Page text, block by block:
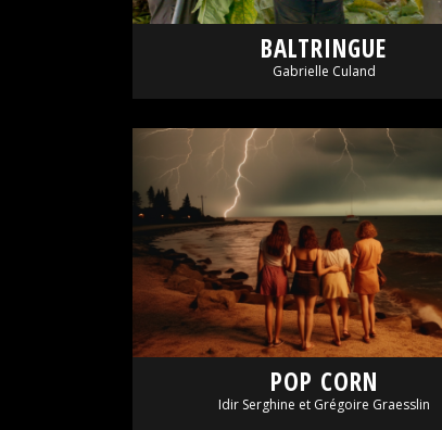
BALTRINGUE
Gabrielle Culand
POP CORN
Idir Serghine et Grégoire Graesslin